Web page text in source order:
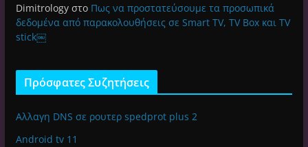
Dimitrologyστο Πως να προστατεύσουμε τα προσωπικά
δεδομένα από παρακολουθήσεις σε Smart TV, TV Box και TV
stick￼
Πρόσφατες Συζητήσεις
Αλλαγη DNS σε ρουτερ spedprot plus 2
Android tv 11